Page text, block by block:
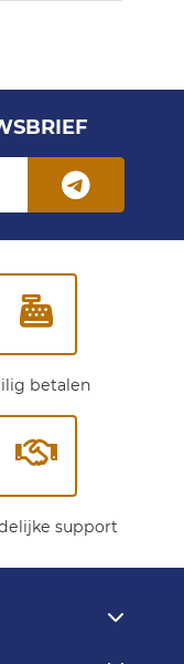
betalen
support